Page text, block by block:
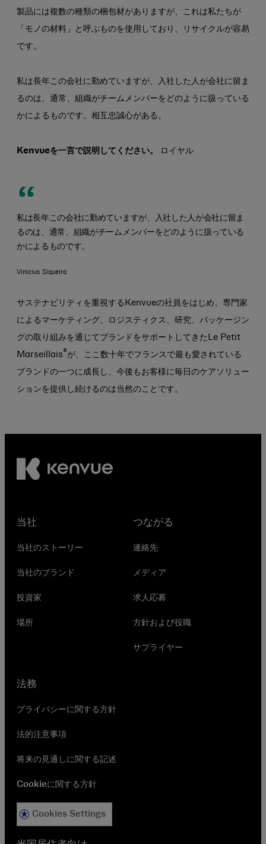
製品には複数の種類の梱包材がありますが、これは私たちが
「モノの材料」と呼ぶものを使用しており、リサイクルが容易
です。
私は長年この会社に勤めていますが、入社した人が会社に留ま
るのは、通常、組織がチームメンバーをどのように扱っている
かによるものです。相互忠誠心がある。
Kenvueを一言で説明してください。 ロイヤル
私は長年この会社に勤めていますが、入社した人が会社に留ま
るのは、通常、組織がチームメンバーをどのように扱っている
かによるものです。
Vinicius Siqueira
サステナビリティを重視するKenvueの社員をはじめ、専門家
によるマーケティング、ロジスティクス、研究、パッケージン
グの取り組みを通じてブランドをサポートしてきたLe Petit
Marseillais ® が、ここ数十年でフランスで最も愛されている
ブランドの一つに成長し、今後もお客様に毎日のケアソリュー
ションを提供し続けるのは当然のことです。
当社
当社のストーリー
当社のブランド
投資家
場所
つながる
連絡先
メディア
求人応募
方針および役職
サプライヤー
法務
プライバシーに関する方針
法的注意事項
将来の見通しに関する記述
Cookieに関する方針
Cookies Settings